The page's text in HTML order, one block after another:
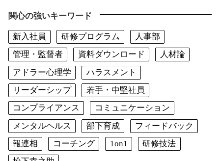
関心の強いキーワード
新入社員 研修プログラム
人事部
管理・監督者
資料ダウンロード
人材論
アドラー心理学
ハラスメント
リーダーシップ
若手・中堅社員
コンプライアンス
コミュニケーション
メンタルヘルス
部下育成
フィードバック
報連相
コーチング 1on1
研修技法